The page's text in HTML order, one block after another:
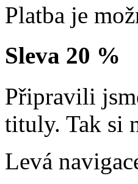
Platba je
Sleva 20 %
Připravili
tituly. Tak si
Levá